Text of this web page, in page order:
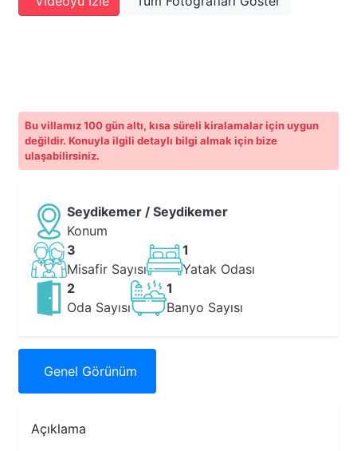
Bu villamız 100 gün altı, kısa süreli kiralamalar için uygun
değildir. Konuyla ilgili detaylı bilgi almak için bize
ulaşabilirsiniz.
Seydikemer / Seydikemer
Konum
3
Misafir Sayısı
1
Yatak Odası
2
Oda Sayısı
1
Banyo Sayısı
Genel Görünüm
Açıklama